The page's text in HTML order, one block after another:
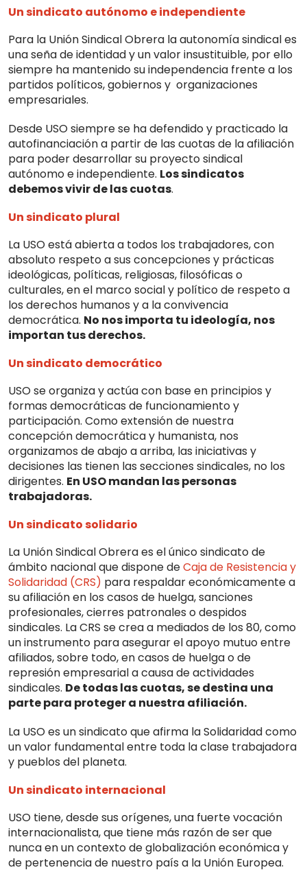
Un sindicato autónomo e independiente
Para la Unión Sindical Obrera la autonomía sindical es
una seña de identidad y un valor insustituible, por ello
siempre ha mantenido su indepen­dencia frente a los
partidos políticos, gobiernos y organizacio­nes
empresariales.
Desde USO siempre se ha defendido y practicado la
autofinanciación a partir de las cuotas de la afilia­ción
para poder desarrollar su proyecto sindical
autónomo e independiente. Los sindicatos
debemos vivir de las cuotas.
Un sindicato plural
La USO está abierta a todos los trabajadores, con
absoluto respeto a sus concep­ciones y prácticas
ideológicas, políticas, religiosas, filosóficas o
culturales, en el marco social y político de respeto a
los derechos humanos y a la convivencia
democrática. No nos importa tu ideología, nos
importan tus derechos.
Un sindicato democrático
USO se organiza y actúa con base en principios y
formas democráti­cas de funcionamiento y
participación. Como extensión de nuestra
concepción democrática y humanista, nos
organizamos de abajo a arriba, las iniciativas y
decisiones las tienen las secciones sindicales, no los
dirigentes. En USO mandan las personas
trabajadoras.
Un sindicato solidario
La Unión Sindical Obrera es el único sindicato de
ámbito nacional que dispone deCaja de Resistencia y
Solidaridad (CRS) para respaldar económica­mente a
su afiliación en los casos de huelga, sanciones
profesionales, cierres patronales o despidos
sindicales. La CRS se crea a mediados de los 80, como
un instrumento para asegurar el apoyo mutuo entre
afiliados, sobre todo, en casos de huelga o de
represión empresarial a causa de actividades
sindicales. De todas las cuotas, se destina una
parte para proteger a nuestra afiliación.
La USO es un sindicato que afirma la Solidaridad como
un valor fundamental entre toda la clase trabajadora
y pueblos del planeta.
Un sindicato internacional
USO tiene, desde sus orígenes, una fuerte vocación
interna­cionalista, que tiene más razón de ser que
nunca en un contexto de globalización económica y
de pertenencia de nuestro país a la Unión Europea.